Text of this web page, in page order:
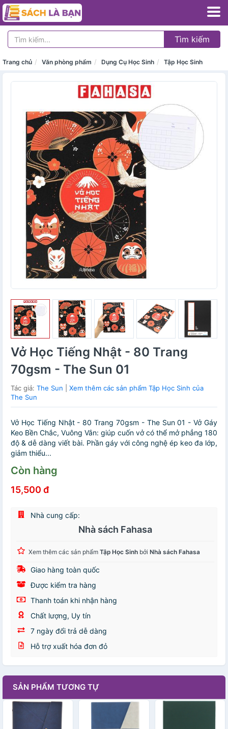
Tìm kiếm
Trang chủ Văn phòng phẩm Dụng Cụ Học Sinh Tập Học Sinh
Vở Học Tiếng Nhật - 80 Trang
70gsm - The Sun 01
Tác giả: The Sun
Xem thêm các sản phẩm Tập Học Sinh của
The Sun
Vở Học Tiếng Nhật - 80 Trang 70gsm - The Sun 01 - Vở Gáy
Keo Bền Chắc, Vuông Vắn: giúp cuốn vở có thể mở phẳng 180
độ & dễ dàng viết bài. Phần gáy với công nghệ ép keo đa lớp,
giảm thiểu...
Còn hàng
15,500 đ
Nhà cung cấp:
Nhà sách Fahasa
Xem thêm các sản phẩm Tập Học Sinh bởi Nhà sách Fahasa
Giao hàng toàn quốc
Được kiểm tra hàng
Thanh toán khi nhận hàng
Chất lượng, Uy tín
7 ngày đổi trả dễ dàng
Hỗ trợ xuất hóa đơn đỏ
SẢN PHẨM TƯƠNG TỰ